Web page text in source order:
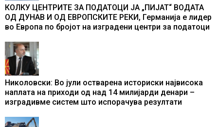
КОЛКУ ЦЕНТРИТЕ ЗА ПОДАТОЦИ ЈА „ПИЈАТ“ ВОДАТА
ОД ДУНАВ И ОД ЕВРОПСКИТЕ РЕКИ, Германија е лидер
во Европа по бројот на изградени центри за податоци
Николовски: Во јули остварена историски највисока
наплата на приходи од над 14 милијарди денари –
изградивме систем што испорачува резултати